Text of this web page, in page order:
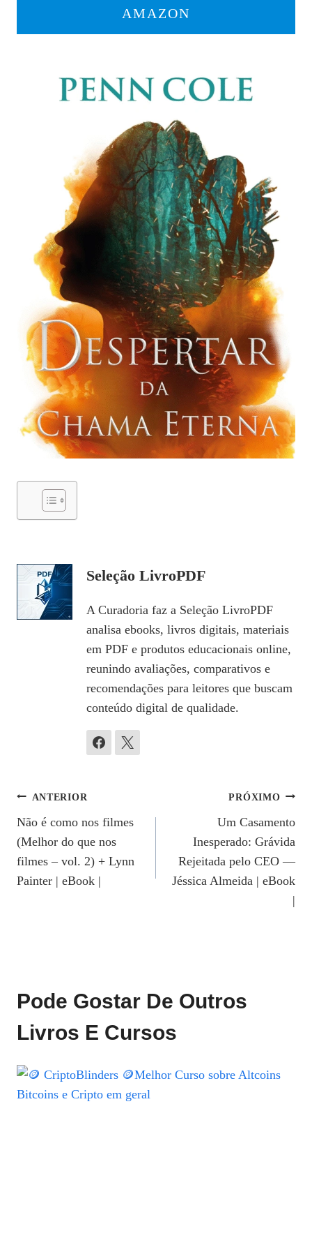
AMAZON
Seleção LivroPDF
A Curadoria faz a Seleção LivroPDF
analisa ebooks, livros digitais, materiais
em PDF e produtos educacionais online,
reunindo avaliações, comparativos e
recomendações para leitores que buscam
conteúdo digital de qualidade.
Navegação
De
Post
ANTERIOR
Não é como nos filmes
(Melhor do que nos
filmes – vol. 2) + Lynn
Painter | eBook |
PRÓXIMO
Um Casamento
Inesperado: Grávida
Rejeitada pelo CEO —
Jéssica Almeida | eBook
|
Pode Gostar De Outros
Livros E Cursos